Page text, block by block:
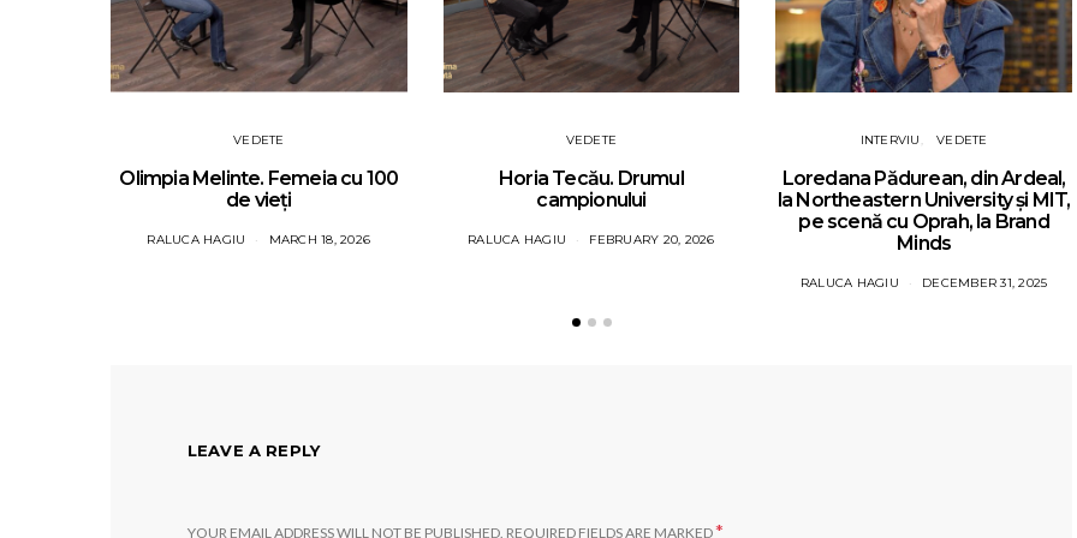
VEDETE
Olimpia Melinte. Femeia cu 100
de vieți
RALUCA HAGIU MARCH 18, 2026
VEDETE
Horia Tecău. Drumul
campionului
RALUCA HAGIU FEBRUARY 20, 2026
INTERVIU VEDETE
Loredana Pădurean, din Ardeal,
la Northeastern University și MIT,
pe scenă cu Oprah, la Brand
Minds
RALUCA HAGIU DECEMBER 31, 2025
LEAVE A REPLY
YOUR EMAIL ADDRESS WILL NOT BE PUBLISHED. REQUIRED FIELDS ARE MARKED*